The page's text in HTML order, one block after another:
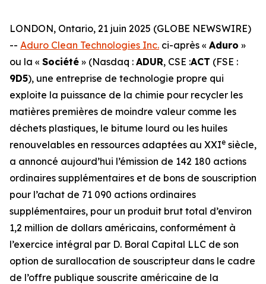
LONDON, Ontario, 21 juin 2025 (GLOBE NEWSWIRE)
-- Aduro Clean Technologies Inc. ci-après « Aduro »
ou la « Société » (Nasdaq : ADUR, CSE :ACT (FSE :
9D5), une entreprise de technologie propre qui
exploite la puissance de la chimie pour recycler les
matières premières de moindre valeur comme les
déchets plastiques, le bitume lourd ou les huiles
renouvelables en ressources adaptées au XXIe siècle,
a annoncé aujourd’hui l’émission de 142 180 actions
ordinaires supplémentaires et de bons de souscription
pour l’achat de 71 090 actions ordinaires
supplémentaires, pour un produit brut total d’environ
1,2 million de dollars américains, conformément à
l’exercice intégral par D. Boral Capital LLC de son
option de surallocation de souscripteur dans le cadre
de l’offre publique souscrite américaine de la